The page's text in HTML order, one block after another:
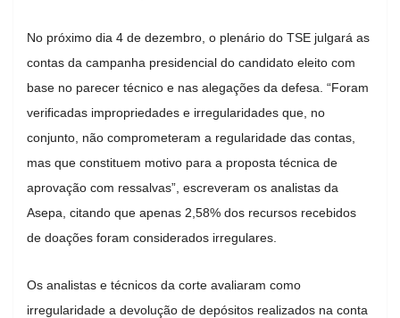
No próximo dia 4 de dezembro, o plenário do TSE julgará as
contas da campanha presidencial do candidato eleito com
base no parecer técnico e nas alegações da defesa. “Foram
verificadas impropriedades e irregularidades que, no
conjunto, não comprometeram a regularidade das contas,
mas que constituem motivo para a proposta técnica de
aprovação com ressalvas”, escreveram os analistas da
Asepa, citando que apenas 2,58% dos recursos recebidos
de doações foram considerados irregulares.
Os analistas e técnicos da corte avaliaram como
irregularidade a devolução de depósitos realizados na conta